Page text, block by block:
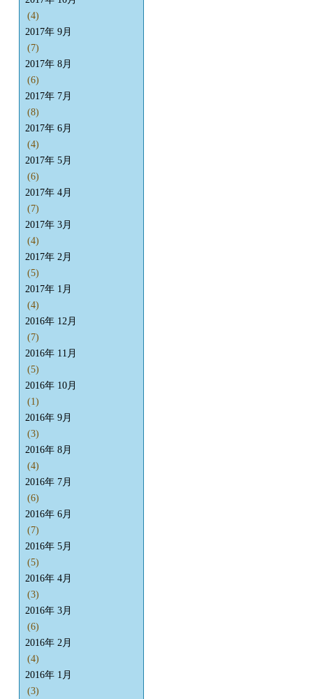
(4)
2017年 9月
(7)
2017年 8月
(6)
2017年 7月
(8)
2017年 6月
(4)
2017年 5月
(6)
2017年 4月
(7)
2017年 3月
(4)
2017年 2月
(5)
2017年 1月
(4)
2016年 12月
(7)
2016年 11月
(5)
2016年 10月
(1)
2016年 9月
(3)
2016年 8月
(4)
2016年 7月
(6)
2016年 6月
(7)
2016年 5月
(5)
2016年 4月
(3)
2016年 3月
(6)
2016年 2月
(4)
2016年 1月
(3)